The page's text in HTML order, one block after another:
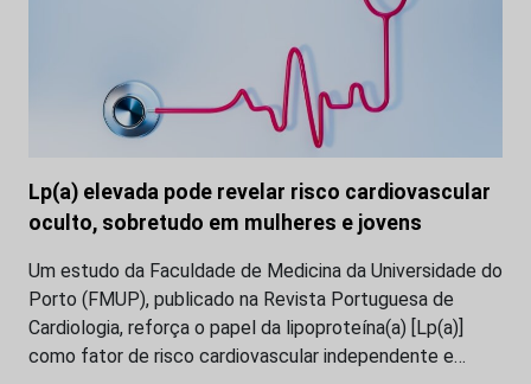
Lp(a) elevada pode revelar risco cardiovascular
oculto, sobretudo em mulheres e jovens
Um estudo da Faculdade de Medicina da Universidade do
Porto (FMUP), publicado na Revista Portuguesa de
Cardiologia, reforça o papel da lipoproteína(a) [Lp(a)]
como fator de risco cardiovascular independente e…